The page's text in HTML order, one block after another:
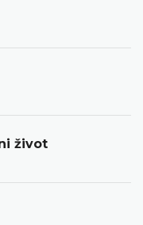
život